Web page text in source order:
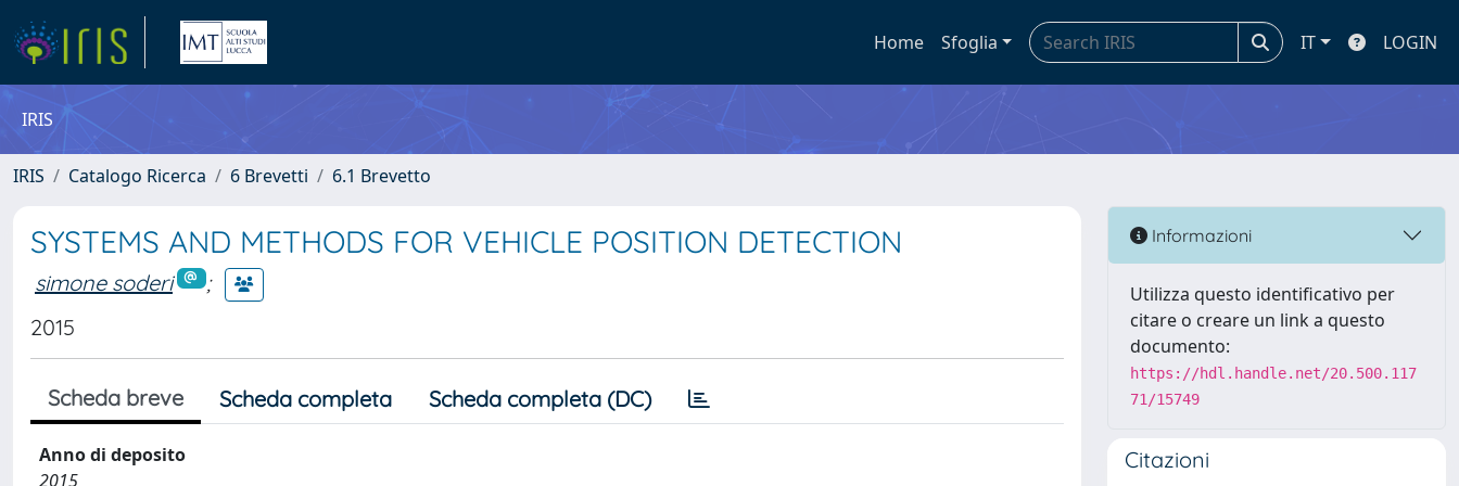
Home Sfoglia IT LOGIN
IRIS
IRIS Catalogo Ricerca 6 Brevetti 6.1 Brevetto
SYSTEMS AND METHODS FOR VEHICLE POSITION DETECTION
simone soderi
;
2015
Scheda breve Scheda completa Scheda completa (DC)
Anno di deposito
2015
Informazioni
Utilizza questo identificativo per
citare o creare un link a questo
documento:
https://hdl.handle.net/20.500.117
71/15749
Citazioni